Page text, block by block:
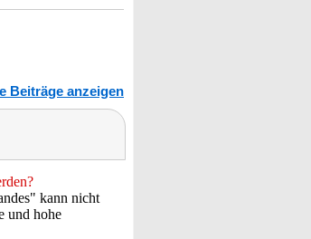
Beiträge anzeigen
kann nicht
und hohe